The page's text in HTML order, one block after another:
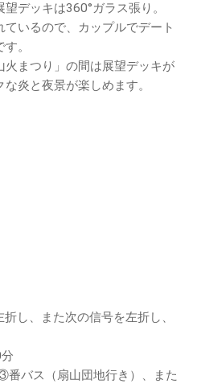
デッキは360°ガラス張り。
ているので、カップルでデート
。
火まつり」の間は展望デッキが
炎と夜景が楽しめます。
し、また次の信号を左折し、
バス（扇山団地行き）、また